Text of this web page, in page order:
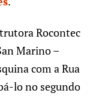
Rocontec
Marino –
com a Rua
lo no segundo